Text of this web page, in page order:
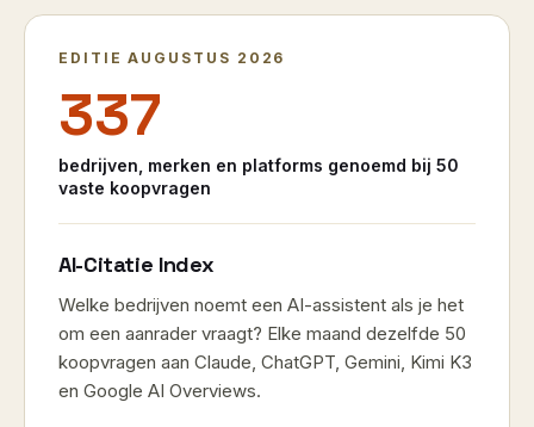
EDITIE AUGUSTUS 2026
337
bedrijven, merken en platforms genoemd bij 50
vaste koopvragen
AI-Citatie Index
Welke bedrijven noemt een AI-assistent als je het
om een aanrader vraagt? Elke maand dezelfde 50
koopvragen aan Claude, ChatGPT, Gemini, Kimi K3
en Google AI Overviews.